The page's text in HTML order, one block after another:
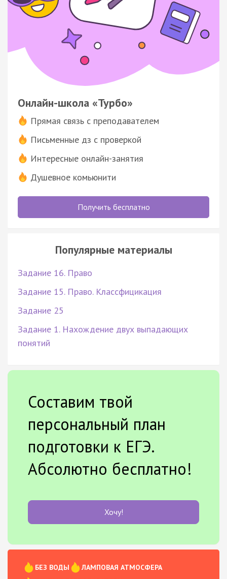
Онлайн-школа «Турбо»
Прямая связь с преподавателем
Письменные дз с проверкой
Интересные онлайн-занятия
Душевное комьюнити
Получить бесплатно
Популярные материалы
Задание 16. Право
Задание 15. Право. Классфицикация
Задание 25
Задание 1. Нахождение двух выпадающих
понятий
Составим твой
персональный план
подготовки к ЕГЭ.
Абсолютно бесплатно!
Хочу!
БЕЗ ВОДЫ
ЛАМПОВАЯ АТМОСФЕРА